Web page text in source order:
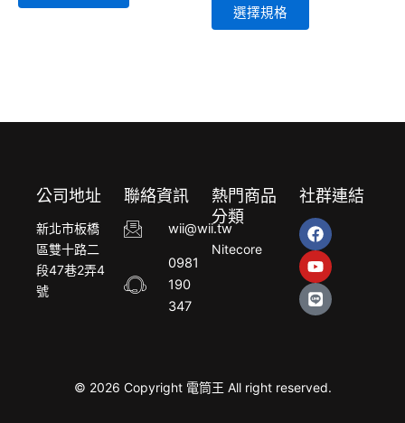
選擇規格
在
項
公司地址
新北市板橋
區雙十路二
段47巷2弄4
號
聯絡資訊
wii@wii.tw
0981
190
347
熱門商品
分類
Nitecore
社群連結
F
a
c
e
b
o
o
Y
o
u
t
u
b
e
L
i
n
e
© 2026 Copyright 電筒王 All right reserved.